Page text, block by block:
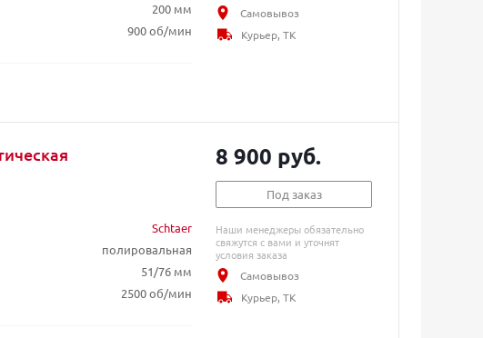
200 мм
900 об/мин
Самовывоз
Курьер, ТК
Schtaer
полировальная
51/76 мм
2500 об/мин
8 900 руб.
Под заказ
Наши менеджеры обязательно
свяжутся с вами и уточнят
условия заказа
Самовывоз
Курьер, ТК